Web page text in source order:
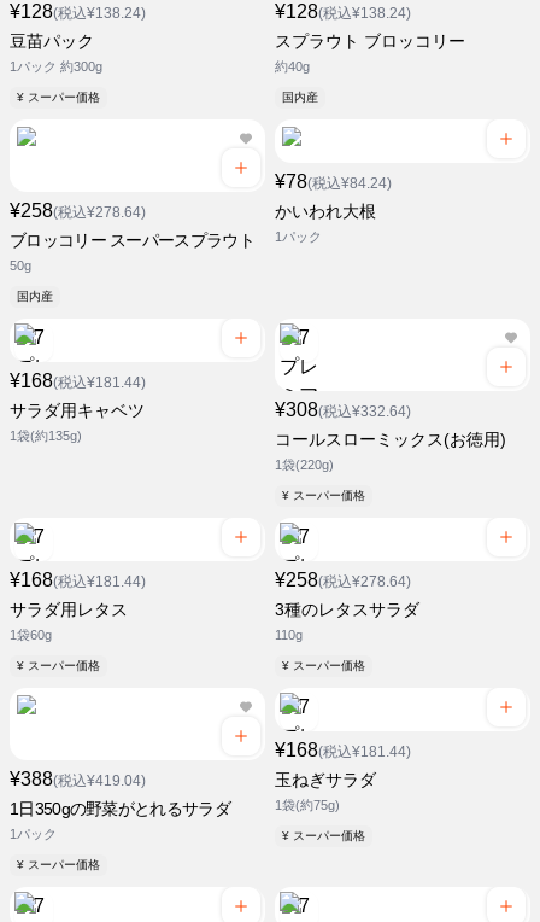
¥128(税込¥138.24)
豆苗パック
1パック 約300g
¥ スーパー価格
¥128(税込¥138.24)
スプラウト ブロッコリー
約40g
国内産
¥258(税込¥278.64)
ブロッコリー スーパースプラウト
50g
国内産
¥78(税込¥84.24)
かいわれ大根
1パック
¥168(税込¥181.44)
サラダ用キャベツ
1袋(約135g)
¥308(税込¥332.64)
コールスローミックス(お徳用)
1袋(220g)
¥ スーパー価格
¥168(税込¥181.44)
サラダ用レタス
1袋60g
¥ スーパー価格
¥258(税込¥278.64)
3種のレタスサラダ
110g
¥ スーパー価格
¥388(税込¥419.04)
1日350gの野菜がとれるサラダ
1パック
¥ スーパー価格
¥168(税込¥181.44)
玉ねぎサラダ
1袋(約75g)
¥ スーパー価格